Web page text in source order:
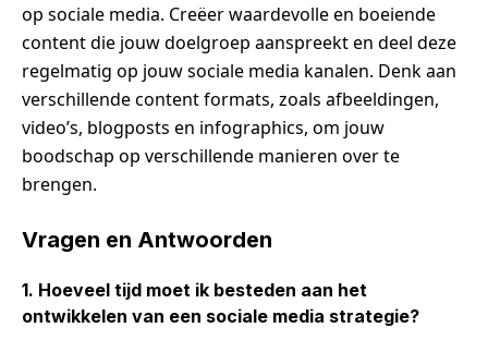
op sociale media. Creëer waardevolle en boeiende
content die jouw doelgroep aanspreekt en deel deze
regelmatig op jouw sociale media kanalen. Denk aan
verschillende content formats, zoals afbeeldingen,
video’s, blogposts en infographics, om jouw
boodschap op verschillende manieren over te
brengen.
Vragen en Antwoorden
1. Hoeveel tijd moet ik besteden aan het
ontwikkelen van een sociale media strategie?